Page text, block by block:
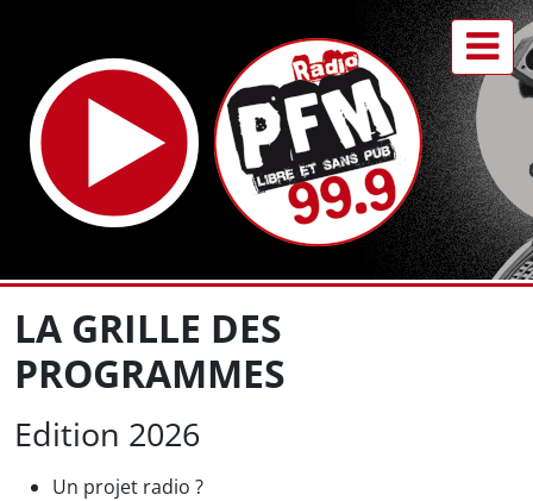
LA GRILLE DES
PROGRAMMES
Edition 2026
Un projet radio ?